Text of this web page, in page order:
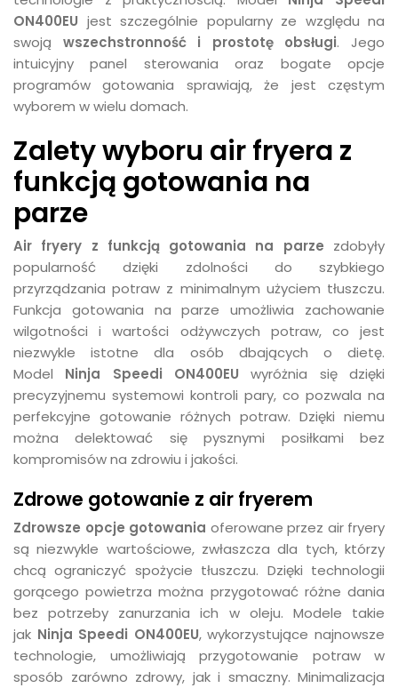
ON400EU jest szczególnie popularny ze względu na
swoją wszechstronność i prostotę obsługi. Jego
intuicyjny panel sterowania oraz bogate opcje
programów gotowania sprawiają, że jest częstym
wyborem w wielu domach.
Zalety wyboru air fryera z
funkcją gotowania na
parze
Air fryery z funkcją gotowania na parze zdobyły
popularność dzięki zdolności do szybkiego
przyrządzania potraw z minimalnym użyciem tłuszczu.
Funkcja gotowania na parze umożliwia zachowanie
wilgotności i wartości odżywczych potraw, co jest
niezwykle istotne dla osób dbających o dietę.
Model Ninja Speedi ON400EUwyróżnia się dzięki
precyzyjnemu systemowi kontroli pary, co pozwala na
perfekcyjne gotowanie różnych potraw. Dzięki niemu
można delektować się pysznymi posiłkami bez
kompromisów na zdrowiu i jakości.
Zdrowe gotowanie z air fryerem
Zdrowsze opcje gotowania oferowane przez air fryery
są niezwykle wartościowe, zwłaszcza dla tych, którzy
chcą ograniczyć spożycie tłuszczu. Dzięki technologii
gorącego powietrza można przygotować różne dania
bez potrzeby zanurzania ich w oleju. Modele takie
jak Ninja Speedi ON400EU, wykorzystujące najnowsze
technologie, umożliwiają przygotowanie potraw w
sposób zarówno zdrowy, jak i smaczny. Minimalizacja